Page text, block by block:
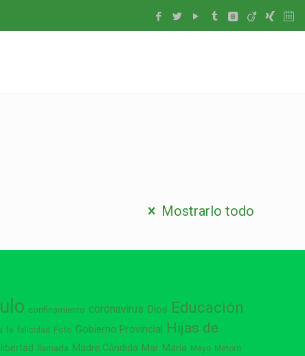
Mostrarlo todo
confinamiento coronavirus Dios Educación
fe felicidad Foto Gobierno Provincial
Hijas de
libertad llamada Madre Cándida Mar María Mayo Metoro